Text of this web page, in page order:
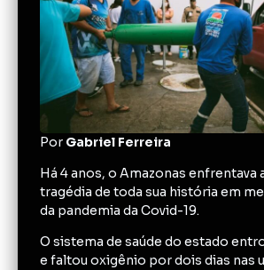
Por Gabriel Ferreira
Há 4 anos, o Amazonas enfrentava
tragédia de toda sua história em
da pandemia da Covid-19.
O sistema de saúde do estado
e faltou oxigênio por dois dias nas